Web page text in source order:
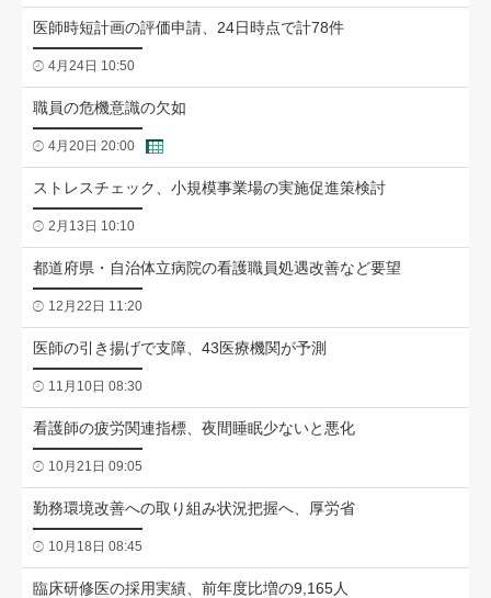
医師時短計画の評価申請、24日時点で計78件
4月24日 10:50
職員の危機意識の欠如
4月20日 20:00
ストレスチェック、小規模事業場の実施促進策検討
2月13日 10:10
都道府県・自治体立病院の看護職員処遇改善など要望
12月22日 11:20
医師の引き揚げで支障、43医療機関が予測
11月10日 08:30
看護師の疲労関連指標、夜間睡眠少ないと悪化
10月21日 09:05
勤務環境改善への取り組み状況把握へ、厚労省
10月18日 08:45
臨床研修医の採用実績、前年度比増の9,165人